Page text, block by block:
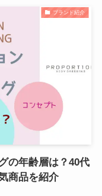
ブランド紹介
の年齢層は？40代
商品を紹介